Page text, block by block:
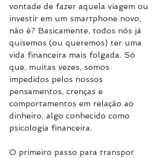
vontade de fazer aquela viagem ou
investir em um smartphone novo,
não é? Basicamente, todos nós já
quisemos (ou queremos) ter uma
vida financeira mais folgada. Só
que, muitas vezes, somos
impedidos pelos nossos
pensamentos, crenças e
comportamentos em relação ao
dinheiro, algo conhecido como
psicologia financeira.
O primeiro passo para transpor